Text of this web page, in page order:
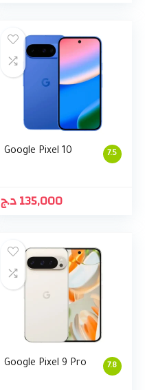
7.5
Google Pixel 10
135,000د.ج
7.8
Google Pixel 9 Pro